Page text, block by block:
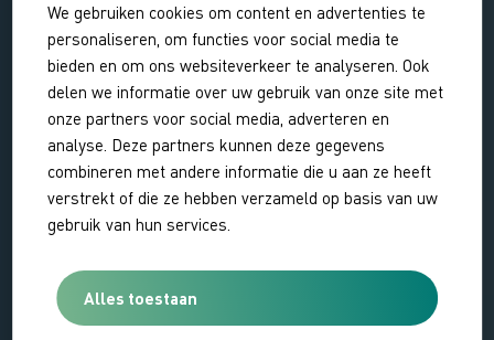
We gebruiken cookies om content en advertenties te
personaliseren, om functies voor social media te
bieden en om ons websiteverkeer te analyseren. Ook
delen we informatie over uw gebruik van onze site met
onze partners voor social media, adverteren en
analyse. Deze partners kunnen deze gegevens
combineren met andere informatie die u aan ze heeft
verstrekt of die ze hebben verzameld op basis van uw
gebruik van hun services.
Alles toestaan